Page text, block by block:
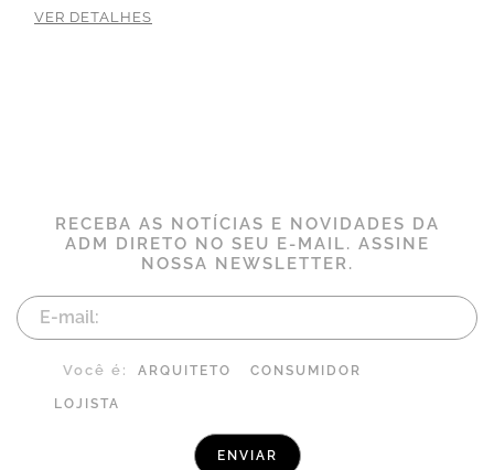
VER DETALHES
RECEBA AS NOTÍCIAS E NOVIDADES DA
ADM DIRETO NO SEU E-MAIL. ASSINE
NOSSA NEWSLETTER.
Você é: ARQUITETO CONSUMIDOR
LOJISTA